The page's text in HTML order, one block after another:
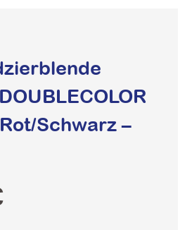
Schwarz –